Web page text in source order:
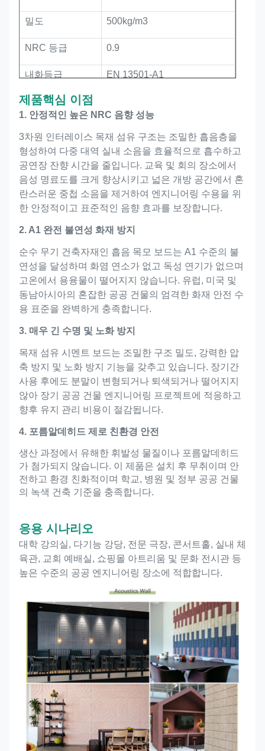
밀도 500kg/m3
NRC 등급 0.9
내화등급 EN 13501-A1
환경 수준
핵심 기능 흡음 및 실내장식
자격증
CE,FSC,EN 13501-1 B,
ASTM E84 클래스 A,
제품핵심 이점
1. 안정적인 높은 NRC 음향 성능
3차원 인터레이스 목재 섬유 구조는 조밀한 흡음층을
형성하여 다중 대역 실내 소음을 효율적으로 흡수하고
공연장 잔향 시간을 줄입니다. 교육 및 회의 장소에서
음성 명료도를 크게 향상시키고 넓은 개방 공간에서 혼
란스러운 중첩 소음을 제거하여 엔지니어링 수용을 위
한 안정적이고 표준적인 음향 효과를 보장합니다.
2. A1 완전 불연성 화재 방지
순수 무기 건축자재인 흡음 목모 보드는 A1 수준의 불
연성을 달성하며 화염 연소가 없고 독성 연기가 없으며
고온에서 용융물이 떨어지지 않습니다. 유럽, 미국 및
동남아시아의 혼잡한 공공 건물의 엄격한 화재 안전 수
용 표준을 완벽하게 충족합니다.
3. 매우 긴 수명 및 노화 방지
목재 섬유 시멘트 보드는 조밀한 구조 밀도, 강력한 압
축 방지 및 노화 방지 기능을 갖추고 있습니다. 장기간
사용 후에도 분말이 변형되거나 퇴색되거나 떨어지지
않아 장기 공공 건물 엔지니어링 프로젝트에 적응하고
향후 유지 관리 비용이 절감됩니다.
4. 포름알데히드 제로 친환경 안전
생산 과정에서 유해한 휘발성 물질이나 포름알데히드
가 첨가되지 않습니다. 이 제품은 설치 후 무취이며 안
전하고 환경 친화적이며 학교, 병원 및 정부 공공 건물
의 녹색 건축 기준을 충족합니다.
응용 시나리오
대학 강의실, 다기능 강당, 전문 극장, 콘서트홀, 실내 체
육관, 교회 예배실, 쇼핑몰 아트리움 및 문화 전시관 등
높은 수준의 공공 엔지니어링 장소에 적합합니다.